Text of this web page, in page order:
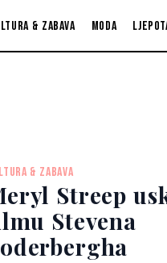
& zabava Moda
& ZABAVA
Streep
Stevena